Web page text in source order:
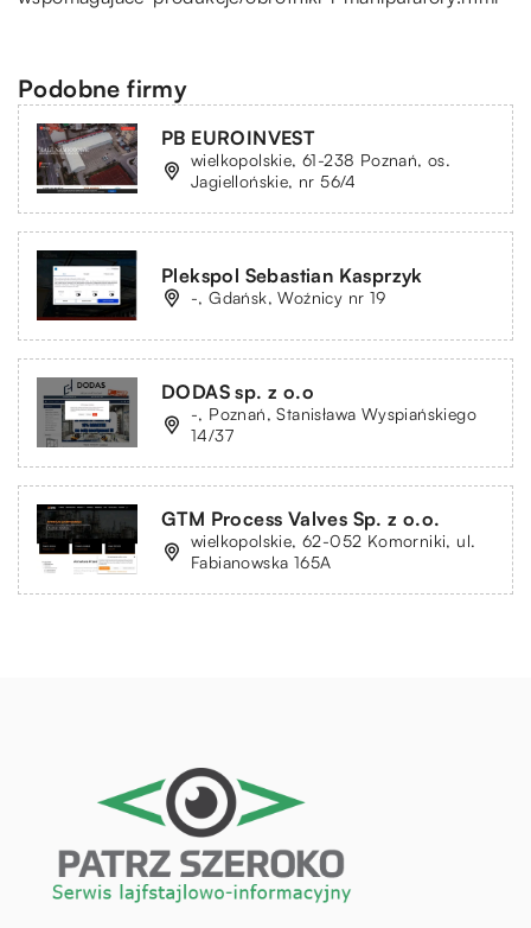
Podobne firmy
PB EUROINVEST
wielkopolskie, 61-238 Poznań, os.
Jagiellońskie, nr 56/4
Plekspol Sebastian Kasprzyk
-, Gdańsk, Woźnicy nr 19
DODAS sp. z o.o
-, Poznań, Stanisława Wyspiańskiego
14/37
GTM Process Valves Sp. z o.o.
wielkopolskie, 62-052 Komorniki, ul.
Fabianowska 165A